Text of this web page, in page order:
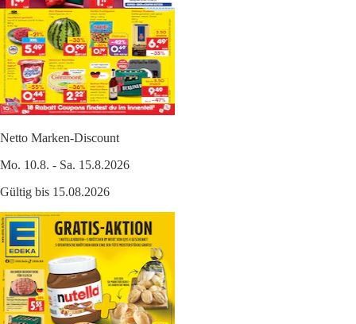
Netto Marken-Discount
Mo. 10.8. - Sa. 15.8.2026
Gültig bis 15.08.2026